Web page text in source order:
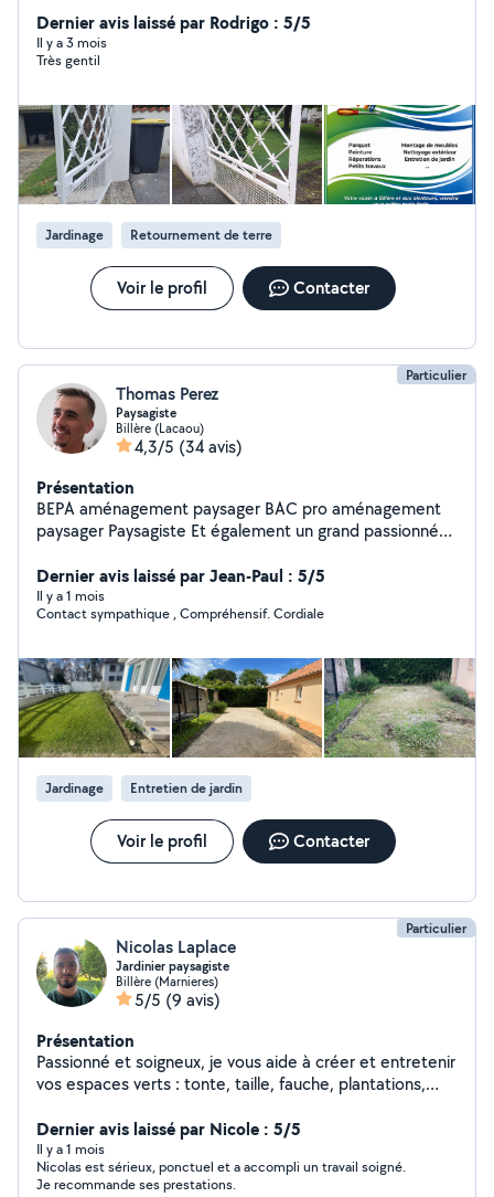
plomberie ,nettoyage. réparation de téléphone,
ordinateur.. Mécanique ( freins, vidange, courroie,
rotule..) n'hésitez pas a me contacter pour tout vos
Dernier avis laissé par Rodrigo : 5/5
Il y a 3 mois
Très gentil
Jardinage Retournement de terre
Voir le profil Contacter
Particulier
Thomas Perez
Paysagiste
Billère (Lacaou)
4,3/5 (34 avis)
Présentation
BEPA aménagement paysager BAC pro aménagement
paysager Paysagiste Et également un grand passionné
d'entretien dans votre jardin ainsi que tout type de
création. Paiement en CESU.
Dernier avis laissé par Jean-Paul : 5/5
Il y a 1 mois
Contact sympathique , Compréhensif. Cordiale
Jardinage Entretien de jardin
Voir le profil Contacter
Particulier
Nicolas Laplace
Jardinier paysagiste
Billère (Marnieres)
5/5 (9 avis)
Présentation
Passionné et soigneux, je vous aide à créer et entretenir
vos espaces verts : tonte, taille, fauche, plantations,
personnalisés. Disponible pour interventions ponctuelles
ou pour un entretien régulier. Intervention rapide après
l'échange. N'hésitez pas à me contacter !
Dernier avis laissé par Nicole : 5/5
Il y a 1 mois
Nicolas est sérieux, ponctuel et a accompli un travail soigné.
Je recommande ses prestations.